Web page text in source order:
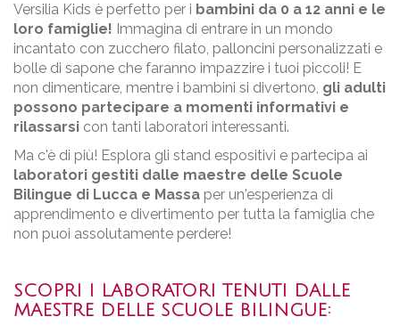
Versilia Kids è perfetto per i bambini da 0 a 12 anni e le
loro famiglie! Immagina di entrare in un mondo
incantato con zucchero filato, palloncini personalizzati e
bolle di sapone che faranno impazzire i tuoi piccoli! E
non dimenticare, mentre i bambini si divertono, gli adulti
possono partecipare a momenti informativi e
rilassarsi con tanti laboratori interessanti.
Ma c'è di più! Esplora gli stand espositivi e partecipa ai
laboratori gestiti dalle maestre delle Scuole
Bilingue di Lucca e Massa per un'esperienza di
apprendimento e divertimento per tutta la famiglia che
non puoi assolutamente perdere!
SCOPRI I LABORATORI TENUTI DALLE
MAESTRE DELLE SCUOLE BILINGUE: